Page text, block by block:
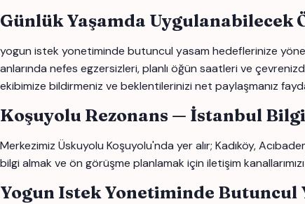
Günlük Yaşamda Uygulanabilecek
yogun istek yonetiminde butuncul yasam hedeflerinize
anlarında nefes egzersizleri, planlı öğün saatleri ve
ekibimize bildirmeniz ve beklentilerinizi net paylaşmanız
Koşuyolu Rezonans — İstanbul
Merkezimiz Üskuyolu Koşuyolu'nda yer alır; Kadıköy,
bilgi almak ve ön görüşme planlamak için iletişim
Yogun Istek Yonetiminde Butuncul